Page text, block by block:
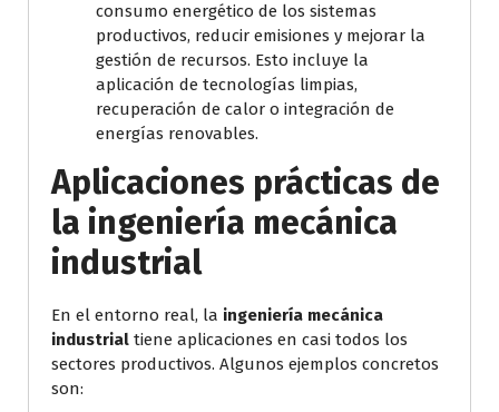
consumo energético de los sistemas
productivos, reducir emisiones y mejorar la
gestión de recursos. Esto incluye la
aplicación de tecnologías limpias,
recuperación de calor o integración de
energías renovables.
Aplicaciones prácticas de
la ingeniería mecánica
industrial
En el entorno real, la ingeniería mecánica
industrial tiene aplicaciones en casi todos los
sectores productivos. Algunos ejemplos concretos
son: